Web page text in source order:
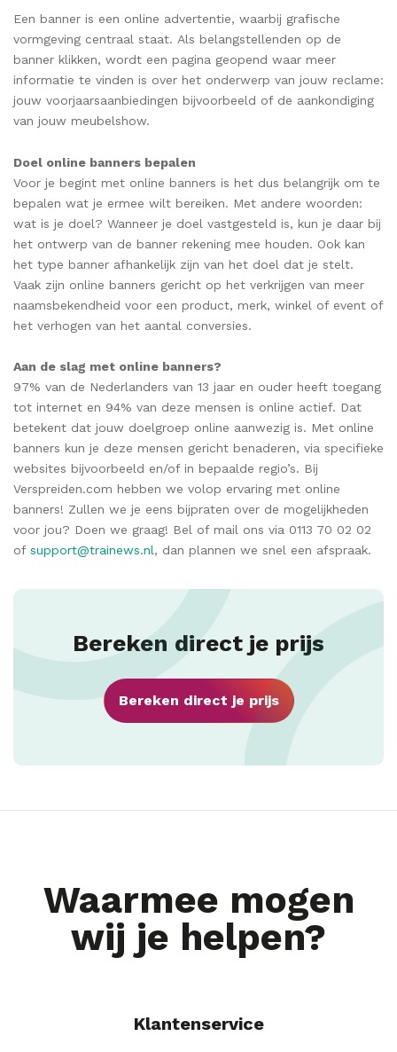
Een banner is een online advertentie, waarbij grafische
vormgeving centraal staat. Als belangstellenden op de
banner klikken, wordt een pagina geopend waar meer
informatie te vinden is over het onderwerp van jouw reclame:
jouw voorjaarsaanbiedingen bijvoorbeeld of de aankondiging
van jouw meubelshow.
Doel online banners bepalen
Voor je begint met online banners is het dus belangrijk om te
bepalen wat je ermee wilt bereiken. Met andere woorden:
wat is je doel? Wanneer je doel vastgesteld is, kun je daar bij
het ontwerp van de banner rekening mee houden. Ook kan
het type banner afhankelijk zijn van het doel dat je stelt.
Vaak zijn online banners gericht op het verkrijgen van meer
naamsbekendheid voor een product, merk, winkel of event of
het verhogen van het aantal conversies.
Aan de slag met online banners?
97% van de Nederlanders van 13 jaar en ouder heeft toegang
tot internet en 94% van deze mensen is online actief. Dat
betekent dat jouw doelgroep online aanwezig is. Met online
banners kun je deze mensen gericht benaderen, via specifieke
websites bijvoorbeeld en/of in bepaalde regio’s. Bij
Verspreiden.com hebben we volop ervaring met online
banners! Zullen we je eens bijpraten over de mogelijkheden
voor jou? Doen we graag! Bel of mail ons via 0113 70 02 02
of support@trainews.nl, dan plannen we snel een afspraak.
Bereken direct je prijs
Bereken direct je prijs
Waarmee mogen
wij je helpen?
Klantenservice